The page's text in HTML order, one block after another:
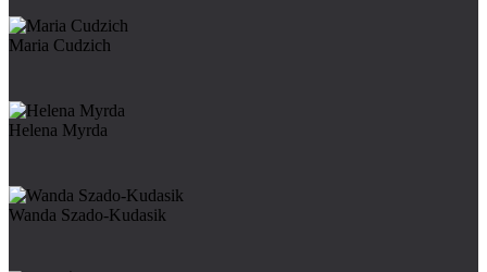
Maria Cudzich
Helena Myrda
Wanda Szado-Kudasik